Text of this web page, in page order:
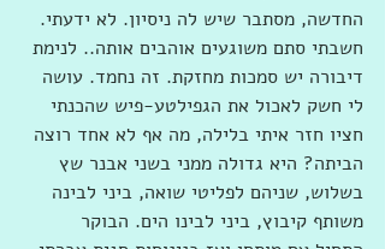
החדשה, מסתבר שיש לה ניסיון. לא ידעתי.
חשבתי סתם משוגעים אוהבים אותה.. לנימת
דיבורה יש סמכות מחזקת. זה נחמד. עושה
לי חשק לאכול את הגפילטע-פיש שהכנתי
חציו חזר איתי בלילה, מה אף לא אחד רוצה
הביתה? היא גדולה ממני בשני אבנר שץ
בשלוש, שניהם לפליטי שואה, ביני לבינה
משותף קיבוץ, ביני לבינו הים. הבוקר